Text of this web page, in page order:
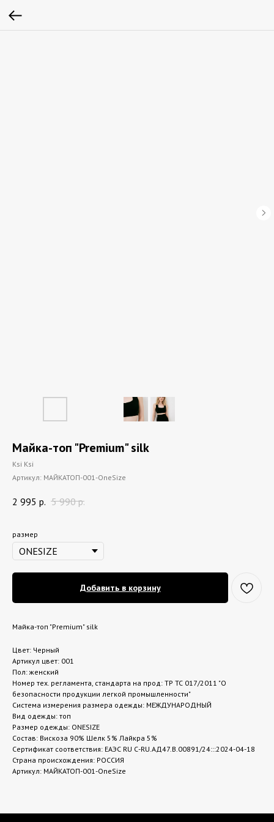
Майка-топ "Premium" silk
Ksi Ksi
Артикул: МАЙКАТОП-001-OneSize
2 995 р. 5 990 р.
размер
Добавить в корзину
Майка-топ "Premium" silk
Цвет: Черный
Артикул цвет: 001
Пол: женский
Номер тех. регламента, стандарта на прод: ТР ТС 017/2011 "О
безопасности продукции легкой промышленности"
Система измерения размера одежды: МЕЖДУНАРОДНЫЙ
Вид одежды: топ
Размер одежды: ONESIZE
Состав: Вискоза 90% Шелк 5% Лайкра 5%
Сертификат соответствия: ЕАЭС RU С-RU.АД47.В.00891/24:::2024-04-18
Страна происхождения: РОССИЯ
Артикул: МАЙКАТОП-001-OneSize